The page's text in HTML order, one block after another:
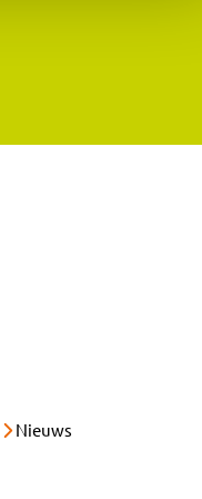
Nieuws